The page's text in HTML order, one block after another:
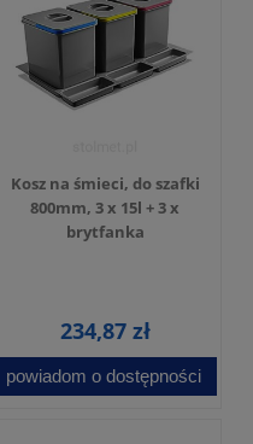
Kosz na śmieci, do szafki
800mm, 3 x 15l + 3 x
brytfanka
234,87 zł
powiadom o dostępności